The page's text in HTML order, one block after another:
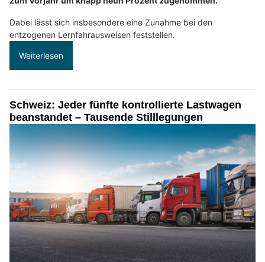
Dabei lässt sich insbesondere eine Zunahme bei den
entzogenen Lernfahrausweisen feststellen.
Weiterlesen
Schweiz: Jeder fünfte kontrollierte Lastwagen
beanstandet – Tausende Stilllegungen